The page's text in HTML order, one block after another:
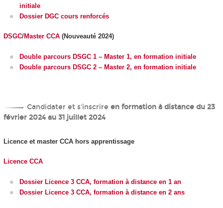
initiale
Dossier DGC cours renforcés
DSGC/Master CCA(Nouveauté 2024)
Double parcours DSGC 1 – Master 1, en formation initiale
Double parcours DSGC 2 – Master 2, en formation initiale
Candidater et s'inscrireen formation à distance du 23
février 2024 au 31 juillet 2024
Licence et master CCA hors apprentissage
Licence CCA
Dossier Licence 3 CCA, formation à distance en 1 an
Dossier Licence 3 CCA, formation à distance en 2 ans